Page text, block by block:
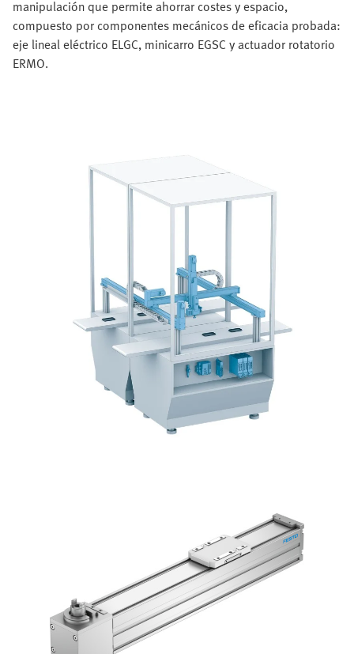
manipulación que permite ahorrar costes y espacio,
compuesto por componentes mecánicos de eficacia probada:
eje lineal eléctrico ELGC, minicarro EGSC y actuador rotatorio
ERMO.